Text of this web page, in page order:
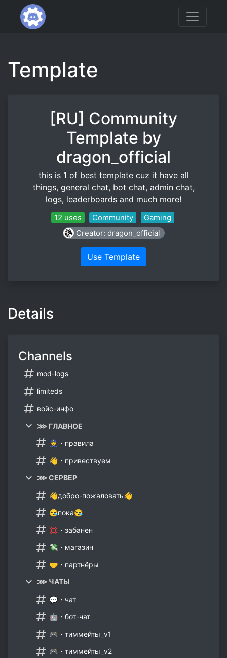
Template
[RU] Community
Template by
dragon_official
this is 1 of best template cuz it have all
things, general chat, bot chat, admin chat,
logs, leaderboards and much more!
12 uses Community
Gaming
Creator: dragon_official
Use Template
Details
Channels
mod-logs
limiteds
войс-инфо
⋙ ГЛАВНОЕ
👮・правила
👋・привествуем
⋙ CEPВЕР
👋добро-пожаловать👋
😪пока😪
💢・забанен
💸・магазин
🤝・партнëры
⋙ ЧАТЫ
💬・чат
🤖・бот-чат
🎮・тиммейты_v1
🎮・тиммейты_v2